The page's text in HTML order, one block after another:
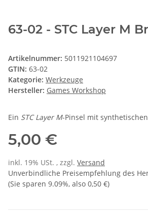
63-02 - STC Layer M
Artikelnummer: 5011921104697
GTIN: 63-02
Kategorie: Werkzeuge
Hersteller: Games Workshop
Ein STC Layer M-Pinsel mit
5,00 €
inkl. 19% USt. , zzgl. Versand
Unverbindliche Preisempfehlung des
(Sie sparen 9.09%, also 0,50 €)